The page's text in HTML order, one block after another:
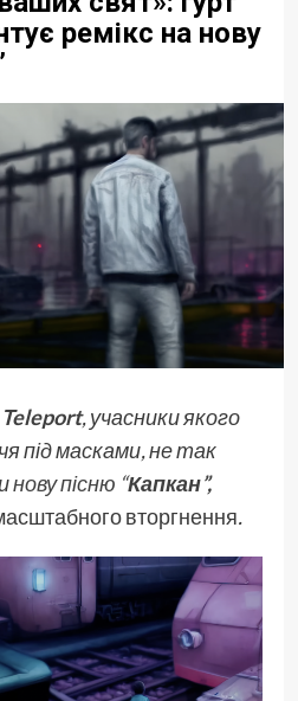
ремікс на нову
Teleport, учасники якого
під масками, не так
нову пісню “Капкан”,
вторгнення.